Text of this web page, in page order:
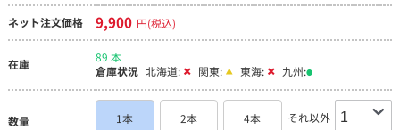
ネット注文価格 9,900 円(税込)
在庫
89 本
倉庫状況 北海道: 関東: 東海: 九州:
数量 1本 2本 4本 それ以外